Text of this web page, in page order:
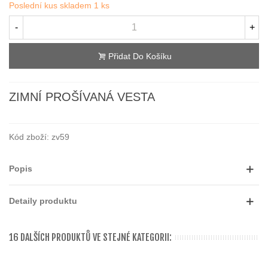
Poslední kus skladem 1 ks
- +
Přidat Do Košíku
ZIMNÍ PROŠÍVANÁ VESTA
Kód zboží: zv59
Popis
Detaily produktu
16 DALŠÍCH PRODUKTŮ VE STEJNÉ KATEGORII: